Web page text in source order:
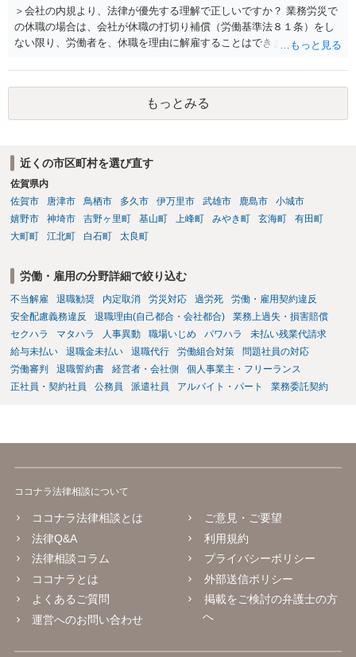
＞会社の内規より、法律が優先する理解で正しいですか？ 業務労災で
の休職の場合は、会社が休職の打切り補償（労働基準法８１条）をし
ない限り、労働者を、休職を理由に解雇することはできません（労働
期間満了による退職は、業務労災への適用はありませんので、ご安心
ください。 仮に会社が打切り補償をせずに解雇した場合は、不当解雇
に当たります。 ＞労災の休業補償と、所得補償保険の保険金とは別
に、受け取れる金銭はありますでしょうか？ 業務労災の場合は、会社
逸失利益等）が認められる可能性が高いと思われます。 また、業務労
災での第三者行為傷害（同僚の不注意等による事故）の場合は、当該
第三者の賠償責任も考えられます。 労災で支払われた分は、損害額か
ら控除（損益相殺）されますが、それを超えた部分は、会社もしく
は、第三者から支払ってもらうことになります。 会社等との交渉が必
の弁護士にご相談ください。 以上、ご参考まで。
もっとみる
近くの市区町村を選び直す
佐賀県内
佐賀市
唐津市 鳥栖市 多久市 伊万里市 武雄市 鹿島市
小城市
嬉野市
神埼市 吉野ヶ里町 基山町 上峰町 みやき町 玄海町
有田町
大町町
江北町 白石町 太良町
労働・雇用の分野詳細で絞り込む
不当解雇 退職勧奨 内定取消 労災対応 過労死
労働・雇用契約違反
安全配慮義務違反
退職理由(自己都合・会社都合)
業務上過失・損害賠償
セクハラ
マタハラ 人事異動 職場いじめ パワハラ
未払い残業代請求
給与未払い
退職金未払い 退職代行 労働組合対策
問題社員の対応
労働審判
退職誓約書 経営者・会社側
個人事業主・フリーランス
正社員・契約社員
公務員 派遣社員 アルバイト・パート 業務委託契約
ココナラ法律相談について
ココナラ法律相談とは
法律Q&A
法律相談コラム
ココナラとは
よくあるご質問
運営へのお問い合わせ
ご意見・ご要望
利用規約
プライバシーポリシー
外部送信ポリシー
掲載をご検討の弁護士の方
へ